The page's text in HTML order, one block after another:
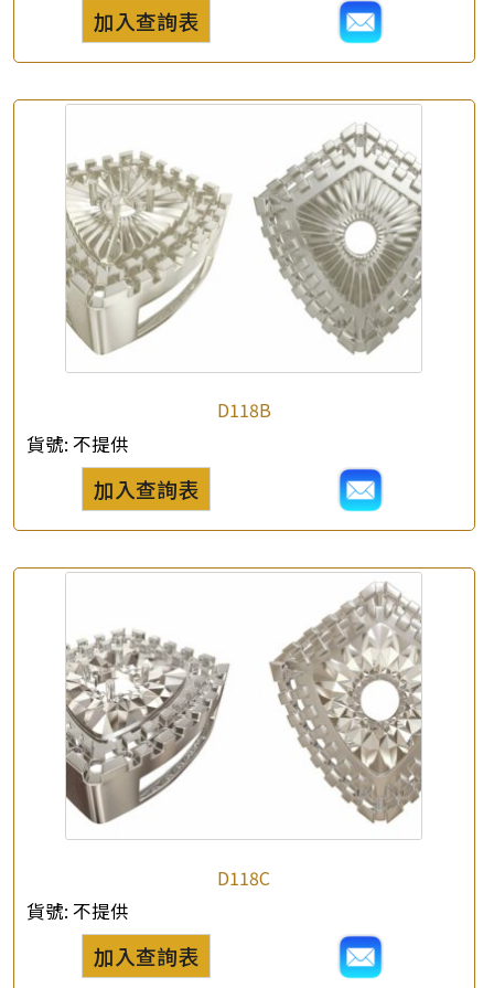
產品查詢 ×
你的名字
公司名稱
*聯絡電話
加入查詢表
D118B
貨號: 不提供
加入查詢表
D118C
貨號: 不提供
加入查詢表